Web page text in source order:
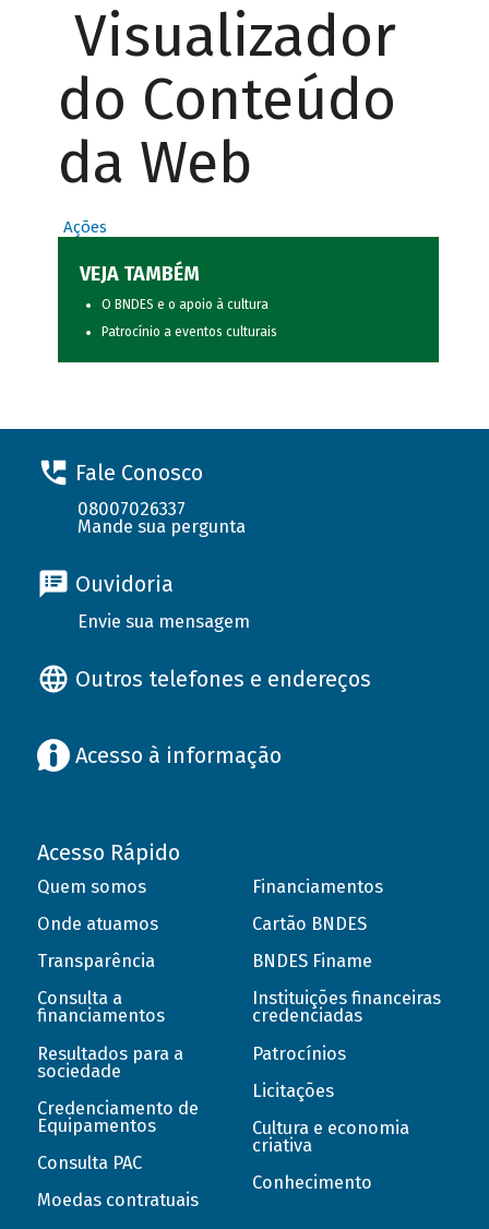
Visualizador
do Conteúdo
da Web
Ações
VEJA TAMBÉM
O BNDES e o apoio à cultura
Patrocínio a eventos culturais
Fale Conosco
08007026337
Mande sua pergunta
Ouvidoria
Envie sua mensagem
Outros telefones e endereços
Acesso à informação
Acesso Rápido
Quem somos
Onde atuamos
Transparência
Consulta a
financiamentos
Resultados para a
sociedade
Credenciamento de
Equipamentos
Consulta PAC
Moedas contratuais
Financiamentos
Cartão BNDES
BNDES Finame
Instituições financeiras
credenciadas
Patrocínios
Licitações
Cultura e economia
criativa
Conhecimento